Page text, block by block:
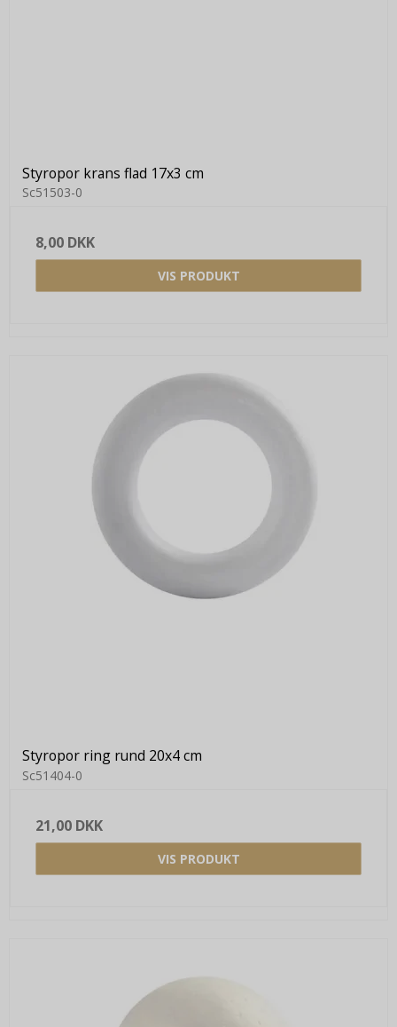
Styropor krans flad 17x3 cm
Sc51503-0
8,00 DKK
VIS PRODUKT
Styropor ring rund 20x4 cm
Sc51404-0
21,00 DKK
VIS PRODUKT